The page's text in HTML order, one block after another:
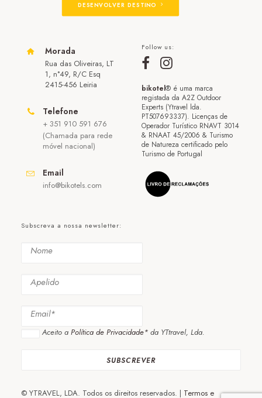
DESENVOLVER DESTINO
Morada
Rua das Oliveiras, LT
1, n°49, R/C Esq
2415-456 Leiria
Telefone
+ 351 910 591 676
(Chamada para rede
móvel nacional)
Email
info@bikotels.com
Follow us:
bikotel® é uma marca
registada da A2Z Outdoor
Experts (Ytravel lda.
PT507693337). Licenças de
Operador Turístico RNAVT 3014
& RNAAT 45/2006 & Turismo
de Natureza certificado pelo
Turismo de Portugal
Subscreva a nossa newsletter:
Aceito a Política de Privacidade* da YTtravel, Lda.
© YTRAVEL, LDA. Todos os direitos reservados. | Termos e